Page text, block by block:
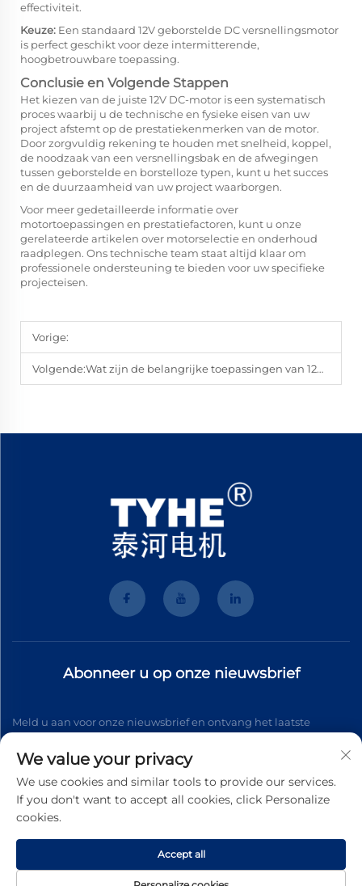
effectiviteit.
Keuze: Een standaard 12V geborstelde DC versnellingsmotor
is perfect geschikt voor deze intermitterende,
hoogbetrouwbare toepassing.
Conclusie en Volgende Stappen
Het kiezen van de juiste 12V DC-motor is een systematisch
proces waarbij u de technische en fysieke eisen van uw
project afstemt op de prestatiekenmerken van de motor.
Door zorgvuldig rekening te houden met snelheid, koppel,
de noodzaak van een versnellingsbak en de afwegingen
tussen geborstelde en borstelloze typen, kunt u het succes
en de duurzaamheid van uw project waarborgen.
Voor meer gedetailleerde informatie over
motortoepassingen en prestatiefactoren, kunt u onze
gerelateerde artikelen over motorselectie en onderhoud
raadplegen. Ons technische team staat altijd klaar om
professionele ondersteuning te bieden voor uw specifieke
projecteisen.
Vorige:
Volgende:Wat zijn de belangrijke toepassingen van 12V DC motoren in verschillende industrieën?
Abonneer u op onze nieuwsbrief
Meld u aan voor onze nieuwsbrief en ontvang het laatste
Abonneren
Copyright © 2026 Wenzhou Tyhe Motor Co.,ltd. Alle rechten
We value your privacy
We use cookies and similar tools to provide our services.
If you don't want to accept all cookies, click Personalize
cookies.
Accept all